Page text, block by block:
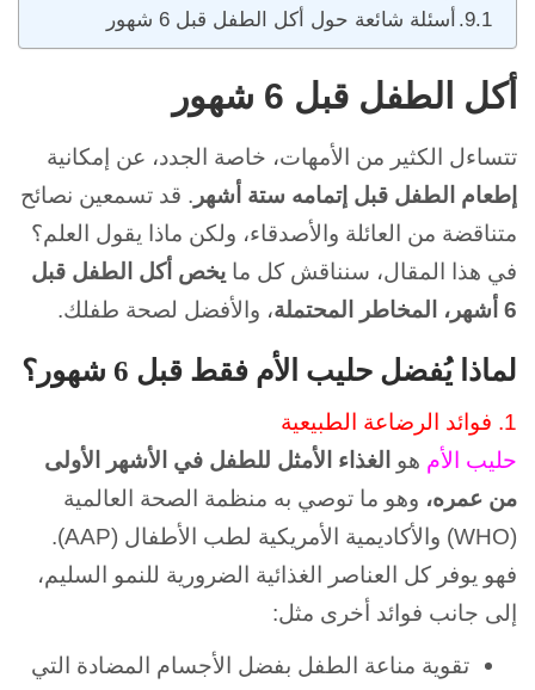
أسئلة شائعة حول أكل الطفل قبل 6 شهور
أكل الطفل قبل 6 شهور
تتساءل الكثير من الأمهات، خاصة الجدد، عن إمكانية
إطعام الطفل قبل إتمامه ستة أشهر . قد تسمعين نصائح
متناقضة من العائلة والأصدقاء، ولكن ماذا يقول العلم؟
في هذا المقال، سنناقش كل ما يخص أكل الطفل قبل
6 أشهر، المخاطر المحتملة
، والأفضل لصحة طفلك.
لماذا يُفضل حليب الأم فقط قبل 6 شهور؟
1. فوائد الرضاعة الطبيعية
حليب الأم هو الغذاء الأمثل للطفل في الأشهر الأولى
من عمره، وهو ما توصي به منظمة الصحة العالمية
(WHO) والأكاديمية الأمريكية لطب الأطفال (AAP).
فهو يوفر كل العناصر الغذائية الضرورية للنمو السليم،
إلى جانب فوائد أخرى مثل:
تقوية مناعة الطفل بفضل الأجسام المضادة التي